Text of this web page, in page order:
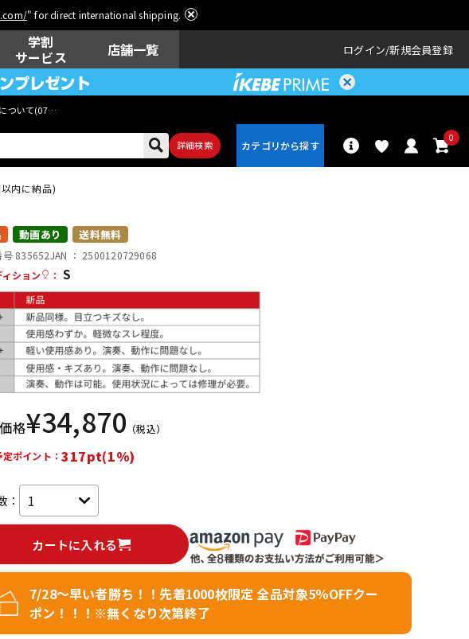
" for direct international shipping.
学割
サービス
店舗一覧 ログイン 新規会員登録
ついて(07月29日
詳細検索
0
クレレ
の他楽器
コーディン
機器
配信/ライブ
機器
内に納品)
動画あり 送料無料
号 835652JAN ： 2500120729068
ィション
： S
格¥34,870 （税込）
定ポイント：317pt(1%)
：
カートに入れる
7/28～早い者勝ち！！先着1000枚限定 全品対象5％OFFクー
ポン！！！※無くなり次第終了